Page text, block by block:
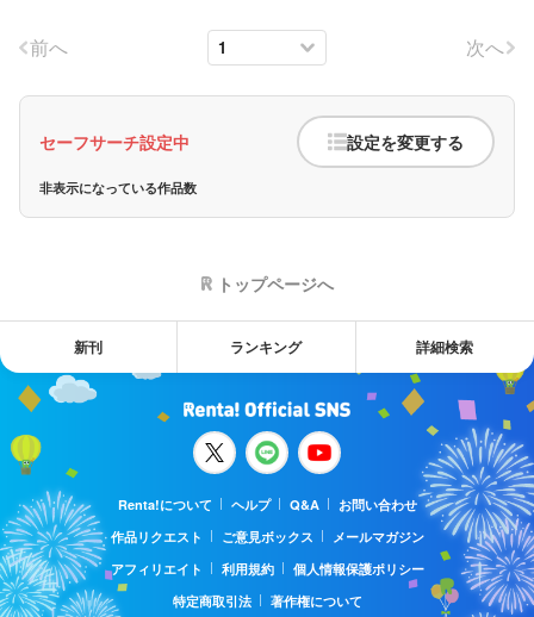
前へ 次へ
セーフサーチ設定中 設定を変更する
非表示になっている作品数
トップページへ
新刊 ランキング 詳細検索
Renta!について ヘルプ Q&A
お問い合わせ
作品リクエスト
ご意見ボックス
メールマガジン
アフィリエイト
利用規約
個人情報保護ポリシー
特定商取引法
著作権について